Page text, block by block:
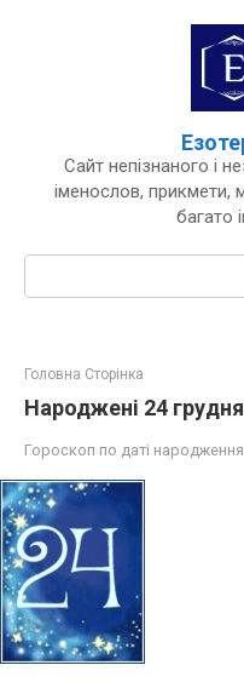
Сайт непізнаного і
іменослов, прикмети,
багато
Пошук:
Головна Сторінка
Народжені 24
Гороскоп по даті народження